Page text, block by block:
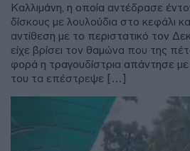
Καλλιμάνη, η οποία αντέδρασε
δίσκους με λουλούδια στο κεφάλι
αντίθεση με το περιστατικό τον
είχε βρίσει τον θαμώνα που της
φορά η τραγουδίστρια απάντησε
του τα επέστρεψε […]